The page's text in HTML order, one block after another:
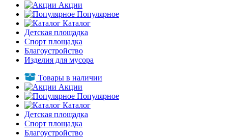
Акции
Популярное
Каталог
Детская площадка
Спорт площадка
Благоустройство
Изделия для мусора
Товары в наличии
Акции
Популярное
Каталог
Детская площадка
Спорт площадка
Благоустройство